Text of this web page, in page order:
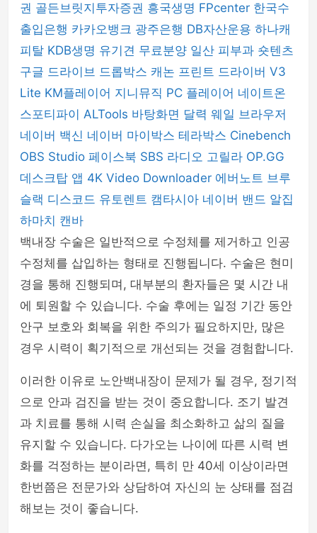
권 골든브릿지투자증권 흥국생명 FPcenter 한국수
출입은행 카카오뱅크 광주은행 DB자산운용 하나캐
피탈 KDB생명 유기견 무료분양 일산 피부과 숏텐츠
구글 드라이브 드롭박스 캐논 프린트 드라이버 V3
Lite KM플레이어 지니뮤직 PC 플레이어 네이트온
스포티파이 ALTools 바탕화면 달력 웨일 브라우저
네이버 백신 네이버 마이박스 테라박스 Cinebench
OBS Studio 페이스북 SBS 라디오 고릴라 OP.GG
데스크탑 앱 4K Video Downloader 에버노트 브루
슬랙 디스코드 유토렌트 캠타시아 네이버 밴드 알집
하마치 캔바
백내장 수술은 일반적으로 수정체를 제거하고 인공
수정체를 삽입하는 형태로 진행됩니다. 수술은 현미
경을 통해 진행되며, 대부분의 환자들은 몇 시간 내
에 퇴원할 수 있습니다. 수술 후에는 일정 기간 동안
안구 보호와 회복을 위한 주의가 필요하지만, 많은
경우 시력이 획기적으로 개선되는 것을 경험합니다.
이러한 이유로 노안백내장이 문제가 될 경우, 정기적
으로 안과 검진을 받는 것이 중요합니다. 조기 발견
과 치료를 통해 시력 손실을 최소화하고 삶의 질을
유지할 수 있습니다. 다가오는 나이에 따른 시력 변
화를 걱정하는 분이라면, 특히 만 40세 이상이라면
한번쯤은 전문가와 상담하여 자신의 눈 상태를 점검
해보는 것이 좋습니다.